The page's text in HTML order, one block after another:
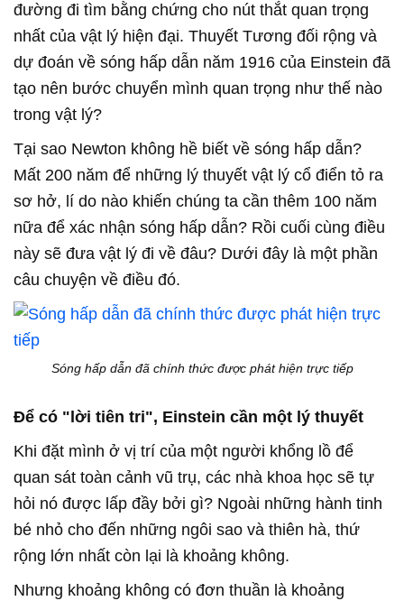
đường đi tìm bằng chứng cho nút thắt quan trọng
nhất của vật lý hiện đại. Thuyết Tương đối rộng và
dự đoán về sóng hấp dẫn năm 1916 của Einstein đã
tạo nên bước chuyển mình quan trọng như thế nào
trong vật lý?
Tại sao Newton không hề biết về sóng hấp dẫn?
Mất 200 năm để những lý thuyết vật lý cổ điển tỏ ra
sơ hở, lí do nào khiến chúng ta cần thêm 100 năm
nữa để xác nhận sóng hấp dẫn? Rồi cuối cùng điều
này sẽ đưa vật lý đi về đâu? Dưới đây là một phần
câu chuyện về điều đó.
Sóng hấp dẫn đã chính thức được phát hiện trực tiếp
Để có "lời tiên tri", Einstein cần một lý thuyết
Khi đặt mình ở vị trí của một người khổng lồ để
quan sát toàn cảnh vũ trụ, các nhà khoa học sẽ tự
hỏi nó được lấp đầy bởi gì? Ngoài những hành tinh
bé nhỏ cho đến những ngôi sao và thiên hà, thứ
rộng lớn nhất còn lại là khoảng không.
Nhưng khoảng không có đơn thuần là khoảng